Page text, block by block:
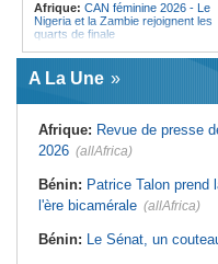
Afrique: CAN féminine 2026 - Le
Nigeria et la Zambie rejoignent les
quarts de finale
Afrique:Le continent, plaque
tournante des faux ordres de
virement
Mali:Achat d'un avion présidentiel
condamnation de l'ex-ministre de
l'Économie
France la restitution du crâne de
Bokar Biro et de trois de ses
proches
premier président
A La Une
Afrique: Revue de presse
2026 (allAfrica)
Bénin: Patrice Talon prend
l'ère bicamérale (allAfrica)
Bénin: Le Sénat, un